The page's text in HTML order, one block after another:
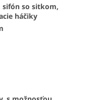
sifón so sitkom,
háčiky